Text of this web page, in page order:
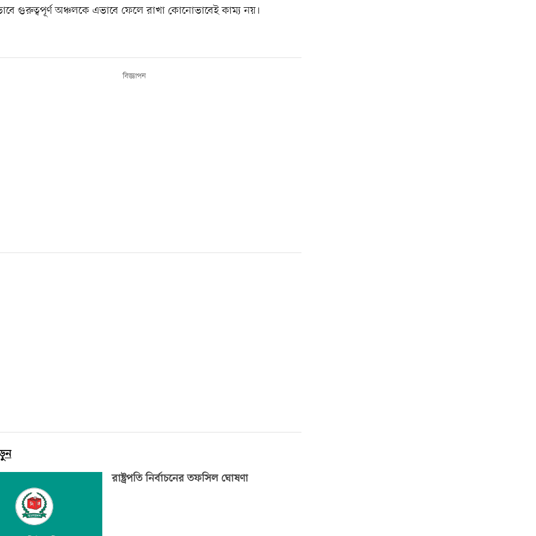
গুরুত্বপূর্ণ অঞ্চলকে এভাবে ফেলে রাখা কোনোভাবেই কাম্য নয়।
বিজ্ঞাপন
রাষ্ট্রপতি নির্বাচনের তফসিল ঘোষণা